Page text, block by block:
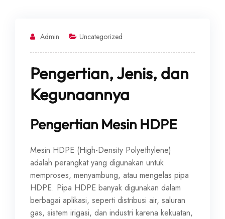
Admin Uncategorized
Pengertian, Jenis, dan
Kegunaannya
Pengertian Mesin HDPE
Mesin HDPE (High-Density Polyethylene)
adalah perangkat yang digunakan untuk
memproses, menyambung, atau mengelas pipa
HDPE. Pipa HDPE banyak digunakan dalam
berbagai aplikasi, seperti distribusi air, saluran
gas, sistem irigasi, dan industri karena kekuatan,